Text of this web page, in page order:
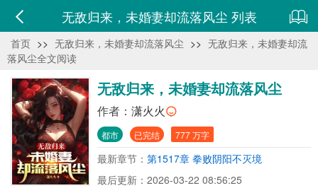
无敌归来，未婚妻却流落风尘 列表
首页 >> 无敌归来，未婚妻却流落风尘 >> 无敌归来，未婚妻却流
落风尘全文阅读
无敌归来，未婚妻却流落风尘
作者： 潇火火
都市 已完结 777 万字
最新章节： 第1517章 拳败阴阳不灭境
最后更新：2026-03-22 08:56:25